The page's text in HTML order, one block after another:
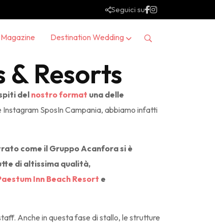
Seguici su
Magazine Destination Wedding
& Resorts
del nostro format una delle
Instagram SposIn Campania, abbiamo infatti
come il Gruppo Acanfora si è
di altissima qualità,
Inn Beach Resort e
Anche in questa fase di stallo, le strutture